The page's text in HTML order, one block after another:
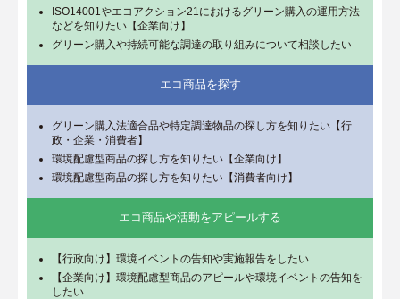
ISO14001やエコアクション21におけるグリーン購入の運用方法
などを知りたい【企業向け】
グリーン購入や持続可能な調達の取り組みについて相談したい
エコ商品を探す
グリーン購入法適合品や特定調達物品の探し方を知りたい【行
政・企業・消費者】
環境配慮型商品の探し方を知りたい【企業向け】
環境配慮型商品の探し方を知りたい【消費者向け】
エコ商品や活動をアピールする
【行政向け】環境イベントの告知や実施報告をしたい
【企業向け】環境配慮型商品のアピールや環境イベントの告知を
したい